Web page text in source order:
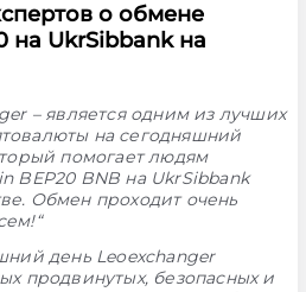
о обмене
на UkrSibbank на
– является одним из лучших
на сегодняшний
помогает людям
BEP20 BNB на UkrSibbank
Обмен проходит очень
день Leoexchanger
продвинутых, безопасных и